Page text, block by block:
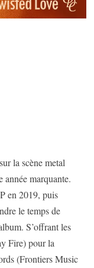
la scène metal
année marquante.
en 2019, puis
le temps de
S’offrant les
Fire) pour la
(Frontiers Music